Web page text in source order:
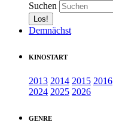
Suchen
Demnächst
KINOSTART
2013 2014 2015 2016
2024 2025 2026
GENRE